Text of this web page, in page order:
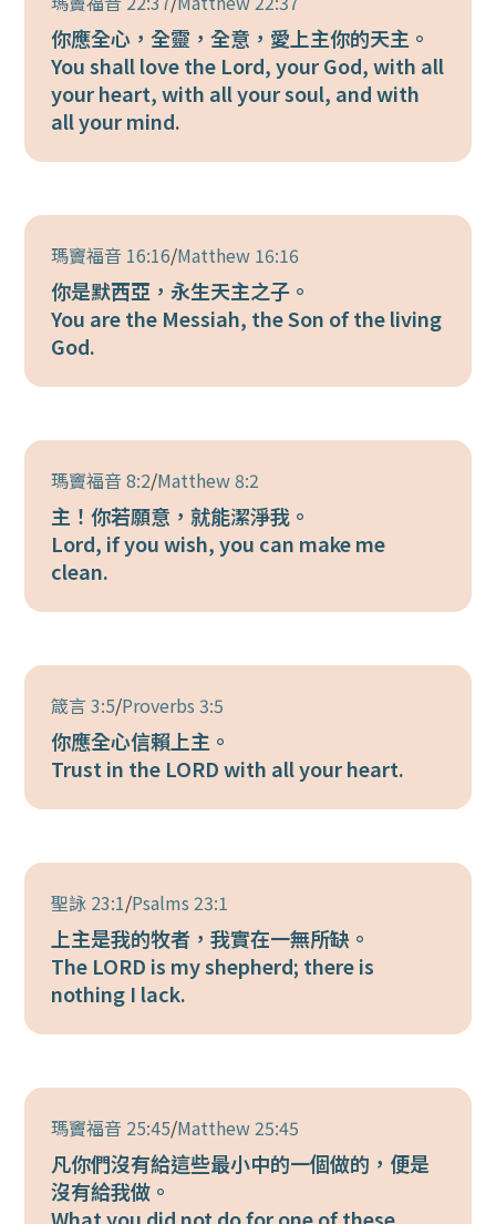
你應全心，全靈，全意，愛上主你的天主。
You shall love the Lord, your God, with all
your heart, with all your soul, and with
all your mind.
瑪竇福音 16:16/Matthew 16:16
你是默西亞，永生天主之子。
You are the Messiah, the Son of the living
God.
瑪竇福音 8:2/Matthew 8:2
主！你若願意，就能潔淨我。
Lord, if you wish, you can make me
clean.
箴言 3:5/Proverbs 3:5
你應全心信賴上主。
Trust in the LORD with all your heart.
聖詠 23:1/Psalms 23:1
上主是我的牧者，我實在一無所缺。
The LORD is my shepherd; there is
nothing I lack.
瑪竇福音 25:45/Matthew 25:45
凡你們沒有給這些最小中的一個做的，便是
沒有給我做。